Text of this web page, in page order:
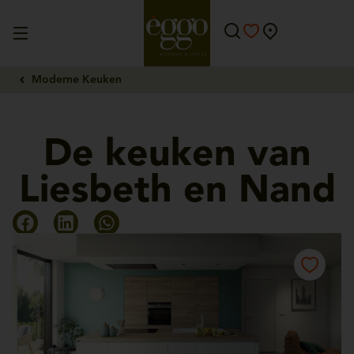
Moderne Keuken
De keuken van
Liesbeth en Nand